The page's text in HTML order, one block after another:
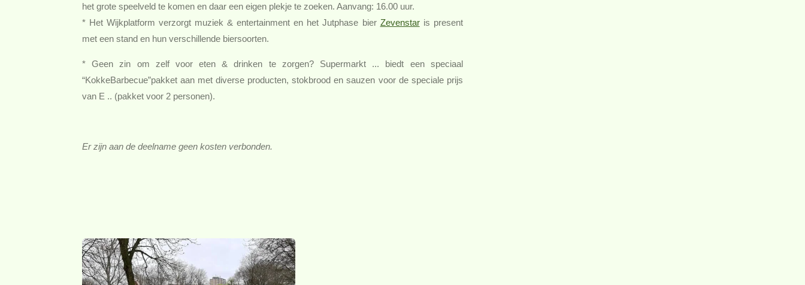
het grote speelveld te komen en daar een eigen plekje te zoeken. Aanvang: 16.00 uur.
* Het Wijkplatform verzorgt muziek & entertainment en het Jutphase bier Zevenstaris present
met een stand en hun verschillende biersoorten.
* Geen zin om zelf voor eten & drinken te zorgen? Supermarkt ... biedt een speciaal
“KokkeBarbecue”pakket aan met diverse producten, stokbrood en sauzen voor de speciale prijs
van E .. (pakket voor 2 personen).
Er zijn aan de deelname geen kosten verbonden.